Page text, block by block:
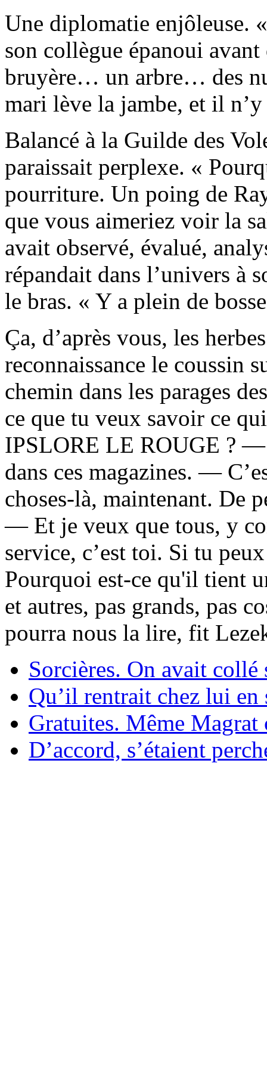
Une diplomatie enjôleuse.
son collègue épanoui
bruyère… un arbre… des
mari lève la jambe, et il
Balancé à la Guilde des
paraissait perplexe. «
pourriture. Un poing de
que vous aimeriez voir la
avait observé, évalué,
répandait dans l’univers à
le bras. « Y a plein de
Ça, d’après vous, les
reconnaissance le coussin
chemin dans les parages
ce que tu veux savoir ce
IPSLORE LE ROUGE ? —
dans ces magazines. —
choses-là, maintenant. De
— Et je veux que tous, y
service, c’est toi. Si tu
Pourquoi est-ce qu'il tient
et autres, pas grands, pas
pourra nous la lire, fit
Sorcières. On avait collé
Qu’il rentrait chez lui en
Gratuites. Même Magrat
D’accord, s’étaient